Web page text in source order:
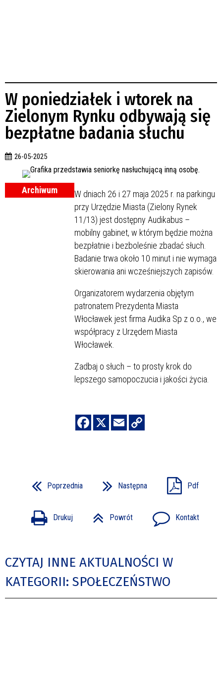
W poniedziałek i wtorek na
Zielonym Rynku odbywają się
bezpłatne badania słuchu
26-05-2025
Archiwum
W dniach 26 i 27 maja 2025 r. na parkingu
przy Urzędzie Miasta (Zielony Rynek
11/13) jest dostępny Audikabus –
mobilny gabinet, w którym będzie można
bezpłatnie i bezboleśnie zbadać słuch.
Badanie trwa około 10 minut i nie wymaga
skierowania ani wcześniejszych zapisów.
Organizatorem wydarzenia objętym
patronatem Prezydenta Miasta
Włocławek jest firma Audika Sp z o.o., we
współpracy z Urzędem Miasta
Włocławek.
Zadbaj o słuch – to prosty krok do
lepszego samopoczucia i jakości życia.
Poprzednia Następna Pdf
Drukuj Powrót Kontakt
CZYTAJ INNE AKTUALNOŚCI W
KATEGORII: SPOŁECZEŃSTWO